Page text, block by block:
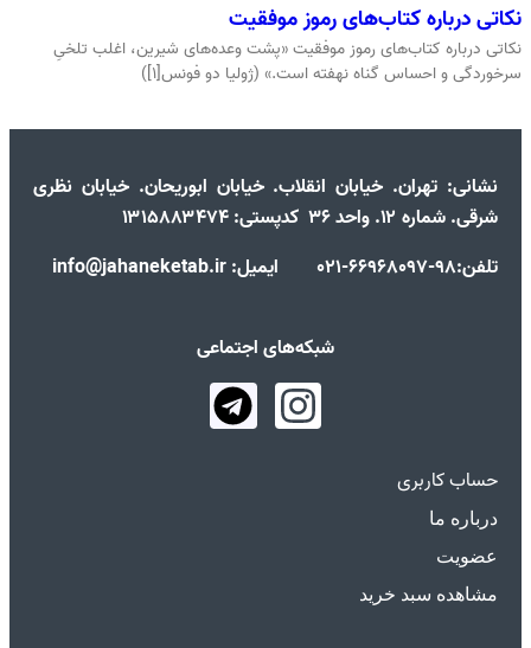
نکاتی درباره کتاب‌های رموز موفقیت
نکاتی درباره کتاب‌های رموز موفقیت «پشت وعده‌های شیرین، اغلب تلخیِ
سرخوردگی و احساس گناه نهفته است.» (ژولیا دو فونس[۱])
نشانی: تهران. خیابان انقلاب. خیابان ابوریحان. خیابان نظری
شرقی. شماره ۱۲. واحد ۳۶ کدپستی: ۱۳۱۵۸۸۳۴۷۴
تلفن:98-66968097-021 ایمیل: info@jahaneketab.ir
شبکه‌های اجتماعی
حساب کاربری
درباره ما
عضویت
مشاهده سبد خرید